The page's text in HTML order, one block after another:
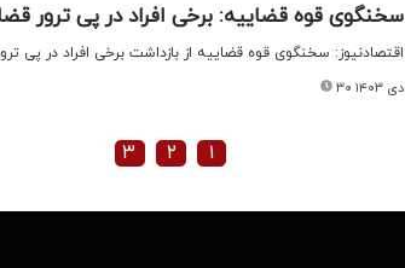
سخنگوی قوه قضاییه: برخی افراد در پی ترور
اقتصادنیوز: سخنگوی قوه قضاییه از بازداشت برخی افراد در پی
۳۰ دی ۱۴۰۳
۱ ۲ ۳